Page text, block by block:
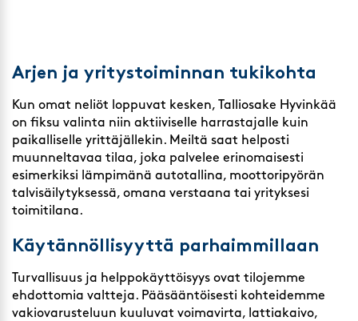
Arjen ja yritystoiminnan tukikohta
Kun omat neliöt loppuvat kesken, Talliosake Hyvinkää
on fiksu valinta niin aktiiviselle harrastajalle kuin
paikalliselle yrittäjällekin. Meiltä saat helposti
muunneltavaa tilaa, joka palvelee erinomaisesti
esimerkiksi lämpimänä autotallina, moottoripyörän
talvisäilytyksessä, omana verstaana tai yrityksesi
toimitilana.
Käytännöllisyyttä parhaimmillaan
Turvallisuus ja helppokäyttöisyys ovat tilojemme
ehdottomia valtteja. Pääsääntöisesti kohteidemme
vakiovarusteluun kuuluvat voimavirta, lattiakaivo,